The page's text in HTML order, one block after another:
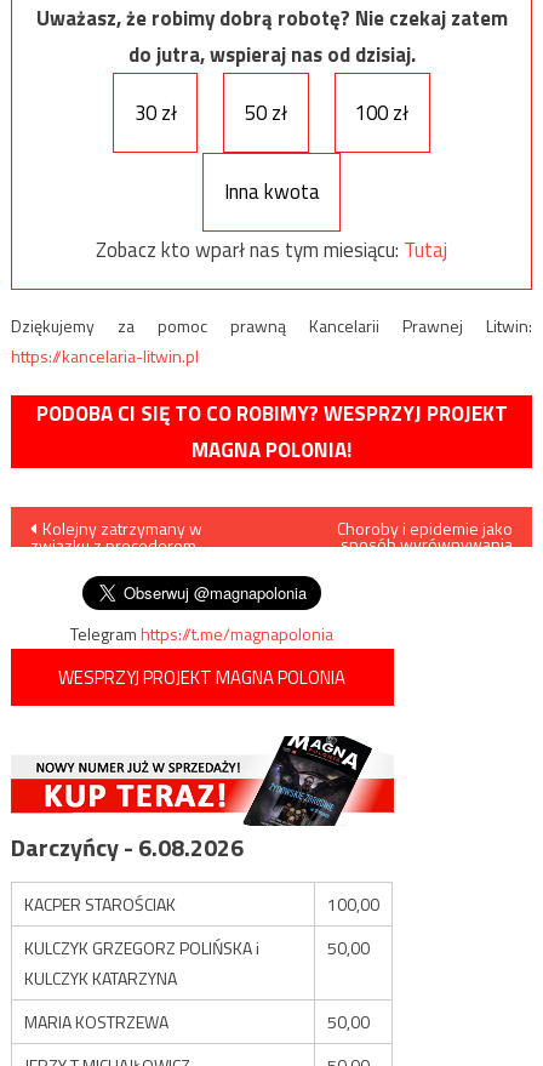
Uważasz, że robimy dobrą robotę? Nie czekaj zatem
do jutra, wspieraj nas od dzisiaj.
30 zł
50 zł 100 zł
Inna kwota
Zobacz kto wparł nas tym miesiącu: Tutaj
Dziękujemy za pomoc prawną Kancelarii Prawnej Litwin:
https://kancelaria-litwin.pl
PODOBA CI SIĘ TO CO ROBIMY? WESPRZYJ PROJEKT
MAGNA POLONIA!
Nawigacja
wpisu
Kolejny zatrzymany w
związku z procederem
Choroby i epidemie jako
sposób wyrównywania
Telegramhttps://t.me/magnapolonia
WESPRZYJ PROJEKT MAGNA POLONIA
Darczyńcy - 6.08.2026
KACPER STAROŚCIAK
100,00
KULCZYK GRZEGORZ POLIŃSKA i
KULCZYK KATARZYNA
50,00
MARIA KOSTRZEWA
50,00